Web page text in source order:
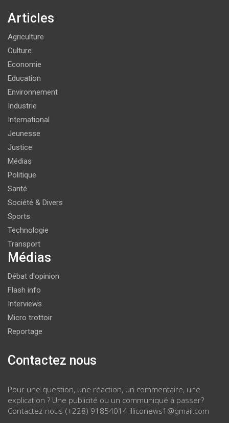
Articles
Agriculture
Culture
Economie
Education
Environnement
Industrie
International
Jeunesse
Justice
Médias
Politique
Santé
Société & Divers
Sports
Technologie
Transport
Médias
Débat d'opinion
Flash info
Interviews
Micro trottoir
Reportage
Contactez nous
Pour une question, une réaction, un commentaire, une
explication ? Une publicité ou un communiqué à passer?
Contactez-nous (+228) 91854014 illiconews1@gmail.com